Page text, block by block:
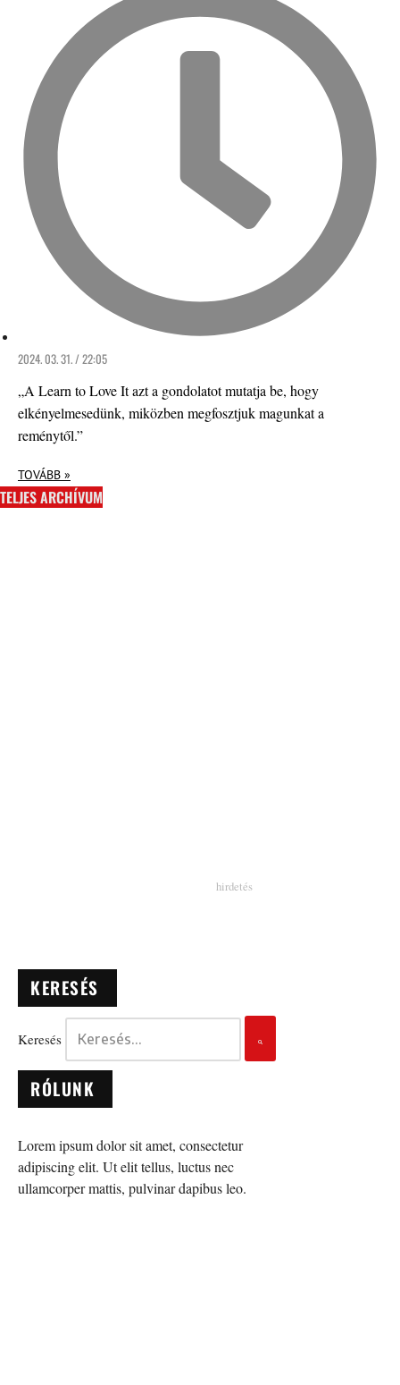
2024. 03. 31. / 22:05
„A Learn to Love It azt a gondolatot mutatja be, hogy
elkényelmesedünk, miközben megfosztjuk magunkat a
reménytől.”
TOVÁBB »
TELJES ARCHÍVUM
KERESÉS
Keresés
RÓLUNK
Lorem ipsum dolor sit amet, consectetur
adipiscing elit. Ut elit tellus, luctus nec
ullamcorper mattis, pulvinar dapibus leo.